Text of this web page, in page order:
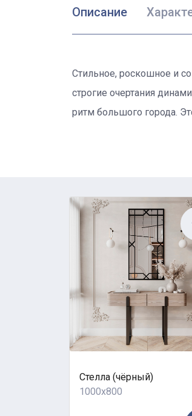
Описание
Стильное, роскошное и
строгие очертания
ритм большого города.
Стелла (чёрный)
1000x800